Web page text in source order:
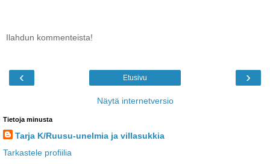
Ilahdun kommenteista!
‹ ›
Etusivu
Näytä internetversio
Tietoja minusta
Tarja K/Ruusu-unelmia ja villasukkia
Tarkastele profiilia